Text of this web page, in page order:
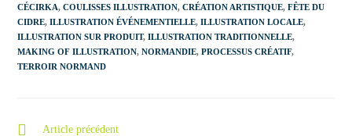
CÉCIRKA, COULISSES ILLUSTRATION, CRÉATION ARTISTIQUE, FÊTE DU
CIDRE, ILLUSTRATION ÉVÉNEMENTIELLE, ILLUSTRATION LOCALE,
ILLUSTRATION SUR PRODUIT, ILLUSTRATION TRADITIONNELLE,
MAKING OF ILLUSTRATION, NORMANDIE, PROCESSUS CRÉATIF,
TERROIR NORMAND
Article précédent